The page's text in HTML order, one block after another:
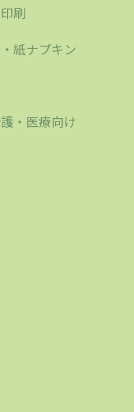
刷
紙ナプキン
・医療向け